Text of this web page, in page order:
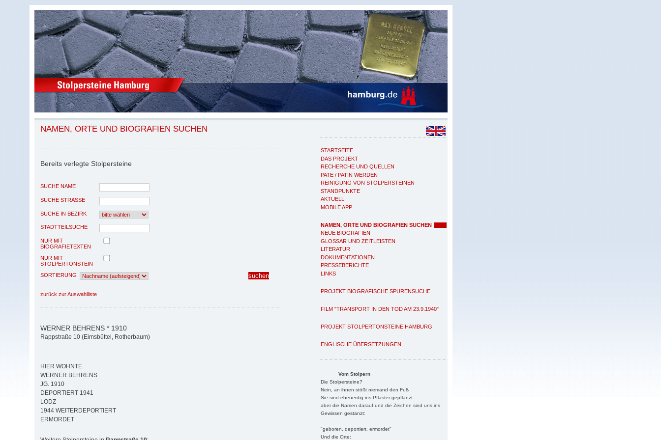
STARTSEITE
DAS PROJEKT
RECHERCHE UND QUELLEN
PATE / PATIN WERDEN
REINIGUNG VON STOLPERSTEINEN
STANDPUNKTE
AKTUELL
MOBILE APP
NAMEN, ORTE UND BIOGRAFIEN SUCHEN
NEUE BIOGRAFIEN
GLOSSAR UND ZEITLEISTEN
LITERATUR
DOKUMENTATIONEN
PRESSEBERICHTE
LINKS
PROJEKT BIOGRAFISCHE SPURENSUCHE
FILM "TRANSPORT IN DEN TOD AM 23.9.1940"
PROJEKT STOLPERTONSTEINE HAMBURG
ENGLISCHE ÜBERSETZUNGEN
Vom Stolpern
Die Stolpersteine?
Nein, an ihnen stößt niemand den Fuß
Sie sind ebenerdig ins Pflaster gepflanzt
aber die Namen darauf und die Zeichen sind uns ins
Gewissen gestanzt:
"geboren, deportiert, ermordet"
Und die Orte:
NAMEN, ORTE UND BIOGRAFIEN SUCHEN
Bereits verlegte Stolpersteine
SUCHE NAME
SUCHE STRASSE
SUCHE IN BEZIRK
STADTTEILSUCHE
NUR MIT
BIOGRAFIETEXTEN
NUR MIT
STOLPERTONSTEIN
SORTIERUNG
zurück zur Auswahlliste
WERNER BEHRENS * 1910
Rappstraße 10 (Eimsbüttel, Rotherbaum)
HIER WOHNTE
WERNER BEHRENS
JG. 1910
DEPORTIERT 1941
LODZ
1944 WEITERDEPORTIERT
ERMORDET